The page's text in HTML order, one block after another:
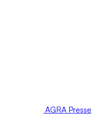
AGRA Presse